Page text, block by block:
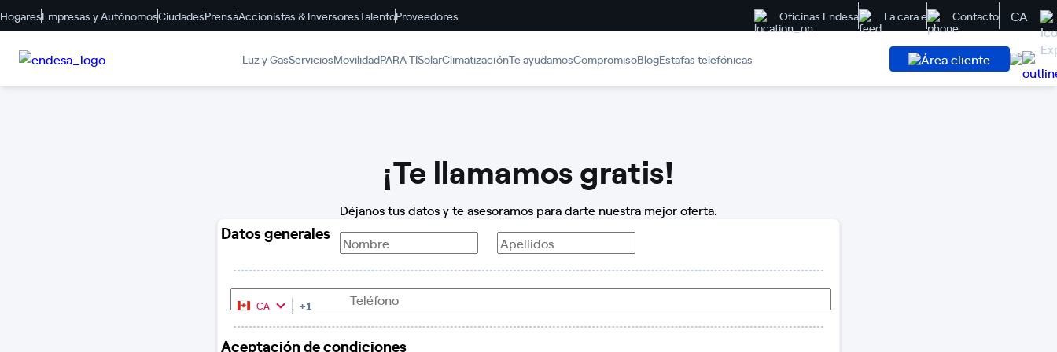
HogaresEmpresas y AutónomosCiudadesPrensaAccionistas & InversoresTalentoProveedores Oficinas Endesa La cara e Contacto CA
Luz y GasServiciosMovilidadPARA TISolarClimatizaciónTe ayudamosCompromisoBlogEstafas telefónicas Área cliente
¡Te llamamos gratis!
Déjanos tus datos y te asesoramos para darte nuestra mejor oferta.
Datos generales Nombre Apellidos
Canada
+1
CA +1
Aceptación de condiciones